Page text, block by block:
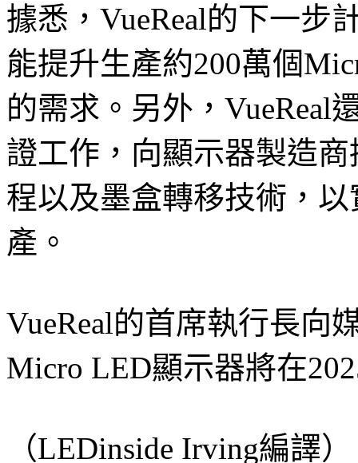
據悉，VueReal的下一步
能提升生產約200萬個
的需求。另外，VueReal
證工作，向顯示器製造
程以及墨盒轉移技術，
產。
VueReal的首席執行長向
Micro LED顯示器將在
（LEDinside Irving編譯）